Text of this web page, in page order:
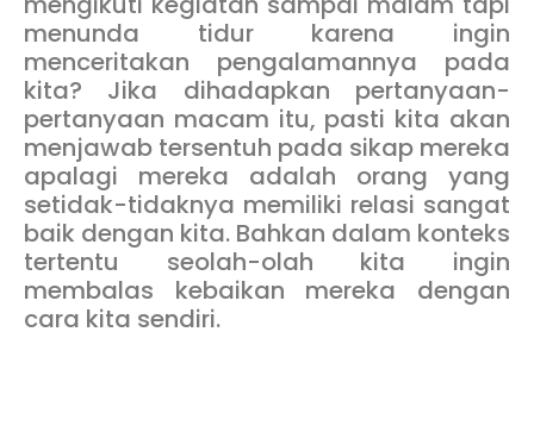
menunda tidur karena ingin
menceritakan pengalamannya pada
kita? Jika dihadapkan pertanyaan-
pertanyaan macam itu, pasti kita akan
menjawab tersentuh pada sikap mereka
apalagi mereka adalah orang yang
setidak-tidaknya memiliki relasi sangat
baik dengan kita. Bahkan dalam konteks
tertentu seolah-olah kita ingin
membalas kebaikan mereka dengan
cara kita sendiri.